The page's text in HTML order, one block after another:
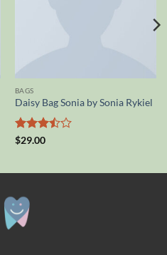
BAGS
Daisy Bag Sonia by Sonia Rykiel
Valutato
$29.00